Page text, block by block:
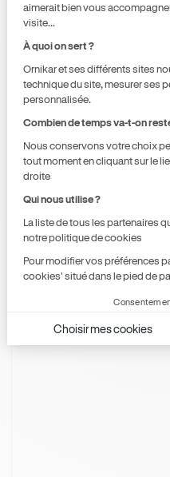
Étapes :
Mise à jour du
d'évaluer selon
acquises / en
Rédaction d'un
de noter ce qui
être vu la
👉 Tous les
commentaires afin
depuis son espace
aimerait bien vous
visite...
À quoi on sert ?
Ornikar et ses différents sites
technique du site, mesurer ses
personnalisée.
Combien de temps va-t-on
Nous conservons votre choix
tout moment en cliquant sur le
droite
Qui nous utilise ?
La liste de tous les partenaires
notre politique de cookies
Pour modifier vos préférences
cookies' situé dans le pied de
Choisir mes cookies